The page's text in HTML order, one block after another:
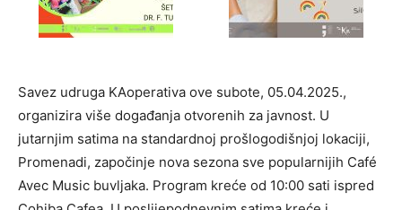
Savez udruga KAoperativa ove subote, 05.04.2025.,
organizira više događanja otvorenih za javnost. U
jutarnjim satima na standardnoj prošlogodišnjoj lokaciji,
Promenadi, započinje nova sezona sve popularnijih Café
Avec Music buvljaka. Program kreće od 10:00 sati ispred